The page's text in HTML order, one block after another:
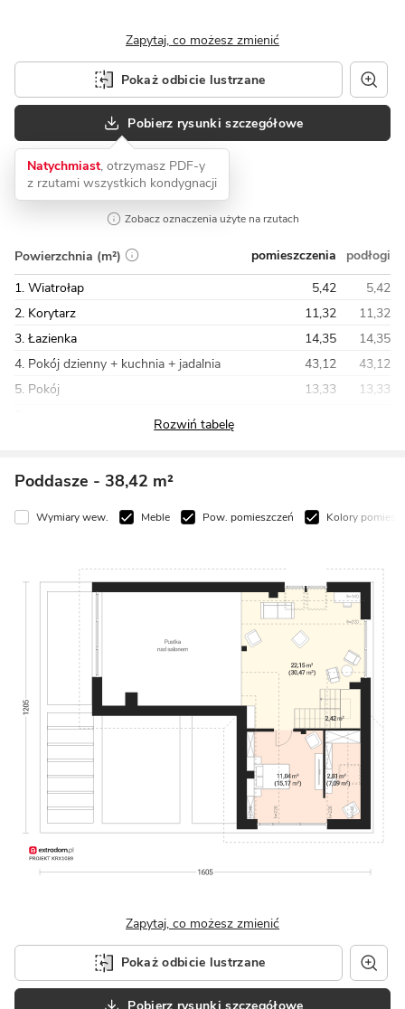
Zapytaj, co możesz zmienić
Pokaż odbicie lustrzane
Pobierz rysunki szczegółowe
Natychmiast, otrzymasz PDF-y
z rzutami wszystkich kondygnacji
Zobacz oznaczenia użyte na rzutach
Powierzchnia (m²) pomieszczenia
podłogi
1. Wiatrołap
5,42
5,42
2. Korytarz
11,32
11,32
3. Łazienka
14,35
14,35
4. Pokój dzienny + kuchnia + jadalnia
43,12
43,12
5. Pokój
13,33
13,33
Poddasze - 38,42 m²
Wymiary wew. Meble Pow. pomieszczeń Kolory
Zapytaj, co możesz zmienić
Pokaż odbicie lustrzane